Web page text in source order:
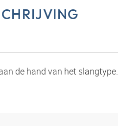
de hand van het slangtype.